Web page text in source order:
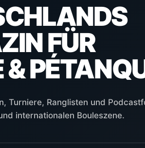
FÜR
&
Turniere, Ranglisten und
internationalen Bouleszene.